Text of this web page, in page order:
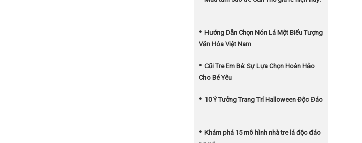
Hướng Dẫn Chọn Nón Lá Một Biểu Tượng
Văn Hóa Việt Nam
Cũi Tre Em Bé: Sự Lựa Chọn Hoàn Hảo
Cho Bé Yêu
10 Ý Tưởng Trang Trí Halloween Độc Đáo
Khám phá 15 mô hình nhà tre lá độc đáo